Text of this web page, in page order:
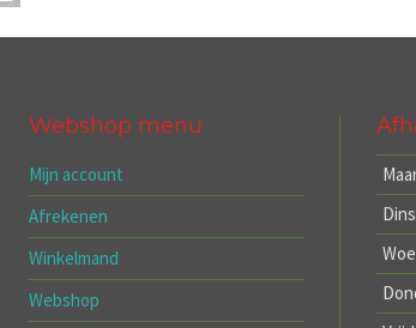
Webshop menu
Mijn account
Afrekenen
Winkelmand
Webshop